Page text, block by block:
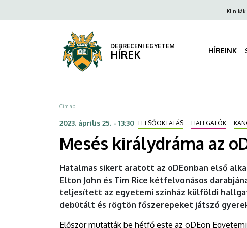
királydráma
oDEonban
DEBRECENI
EGYETEM
a
FelsőKlinikák
DEBRECENI EGYETEM
HÍREK HÍREINK
Morzsa
Címlap
2023. április 25. - 13:30 FELSŐOKTATÁS HALLGATÓK
Mesés királydráma az
Hatalmas sikert aratott az oDEonban első
Elton John és Tim Rice kétfelvonásos
teljesített az egyetemi színház külföldi
debütált és rögtön főszerepeket játszó
Először mutatták be hétfő este az oDEon